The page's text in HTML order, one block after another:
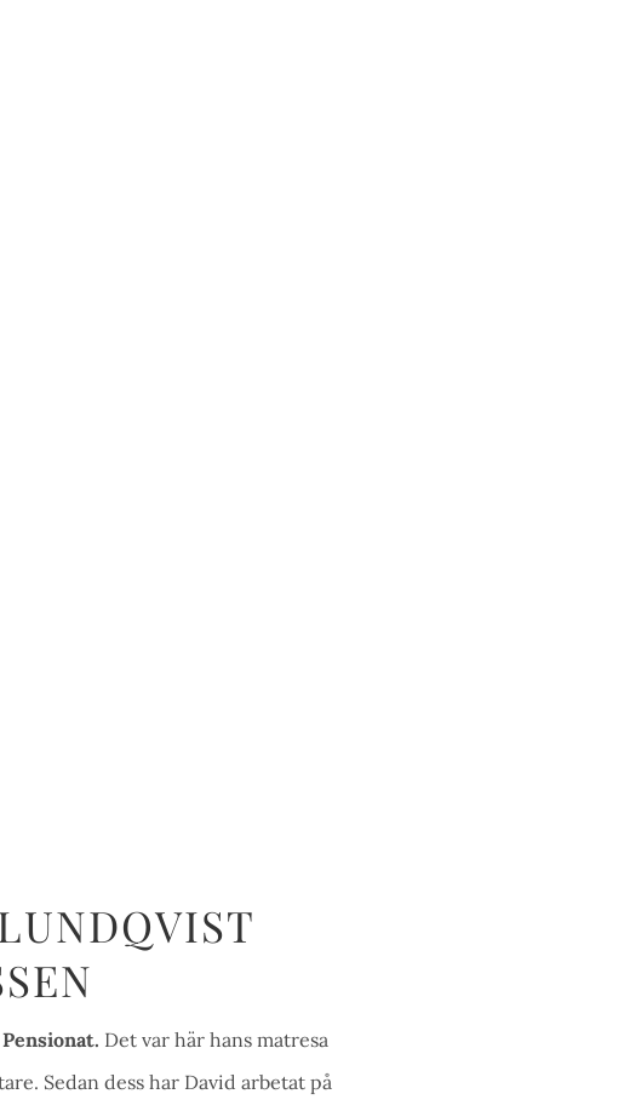
Det var här hans matresa
Sedan dess har David arbetat på